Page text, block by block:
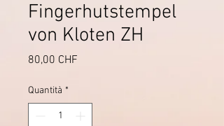
Fingerhutstempel
von Kloten ZH
80,00 CHF
Quantità *